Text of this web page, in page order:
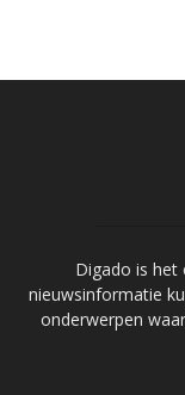
Digado is het
nieuwsinformatie
onderwerpen